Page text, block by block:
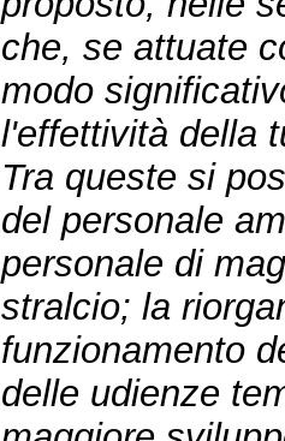
che, se attuate
modo
l'effettività della
Tra queste si
del personale
personale di
stralcio; la
funzionamento
delle udienze